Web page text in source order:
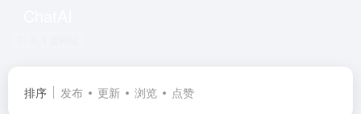
排序 发布 更新 浏览 点赞